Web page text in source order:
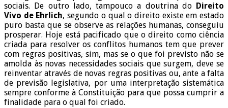
sociais. De outro lado, tampouco a doutrina do Direito
Vivo de Ehrlich, segundo o qual o direito existe em estado
puro basta que se observe as relações humanas, conseguiu
prosperar. Hoje está pacificado que o direito como ciência
criada para resolver os conflitos humanos tem que prever
com regras positivas, sim, mas se o que foi previsto não se
amolda às novas necessidades sociais que surgem, deve se
reinventar através de novas regras positivas ou, ante a falta
de previsão legislativa, por uma interpretação sistemática
sempre conforme à Constituição para que possa cumprir a
finalidade para o qual foi criado.